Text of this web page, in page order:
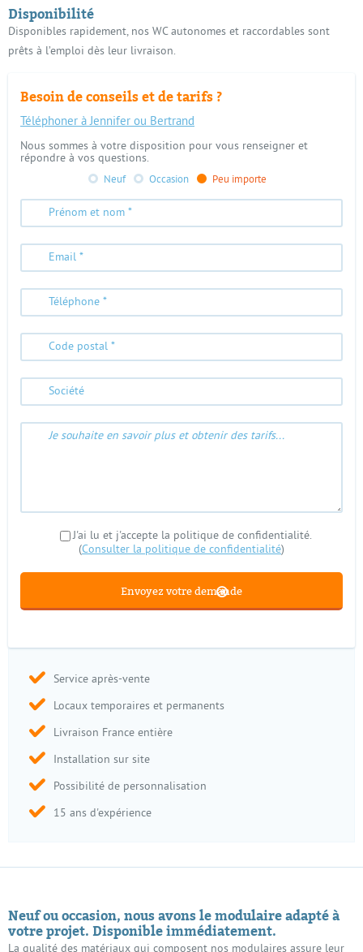
Disponibilité
Disponibles rapidement, nos WC autonomes et raccordables sont
prêts à l’emploi dès leur livraison.
Besoin de conseils et de tarifs ?
Téléphoner à Jennifer ou Bertrand
Nous sommes à votre disposition pour vous renseigner et
répondre à vos questions.
Neuf Occasion Peu importe
J'ai lu et j'accepte la politique de confidentialité.
(Consulter la politique de confidentialité)
Service après-vente
Locaux temporaires et permanents
Livraison France entière
Installation sur site
Possibilité de personnalisation
15 ans d'expérience
Neuf ou occasion, nous avons le modulaire adapté à
votre projet. Disponible immédiatement.
La qualité des matériaux qui composent nos modulaires assure leur